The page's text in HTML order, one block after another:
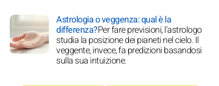
Astrologia o veggenza: qual è la
differenza?Per fare previsioni, l'astrologo
studia la posizione dei pianeti nel cielo. Il
veggente, invece, fa predizioni basandosi
sulla sua intuizione.